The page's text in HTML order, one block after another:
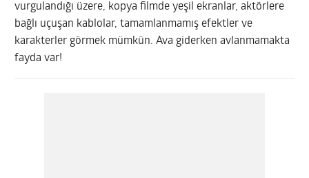
vurgulandığı üzere, kopya filmde yeşil ekranlar, aktörlere
bağlı uçuşan kablolar, tamamlanmamış efektler ve
karakterler görmek mümkün. Ava giderken avlanmamakta
fayda var!